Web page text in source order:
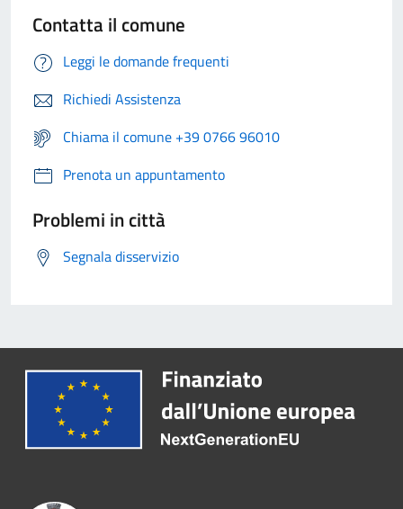
Contatta il comune
Leggi le domande frequenti
Richiedi Assistenza
Chiama il comune +39 0766 96010
Prenota un appuntamento
Problemi in città
Segnala disservizio